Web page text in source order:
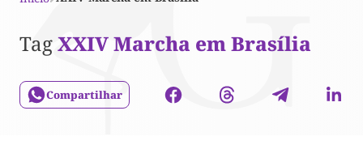
TagXXIV Marcha em Brasília
Compartilhar